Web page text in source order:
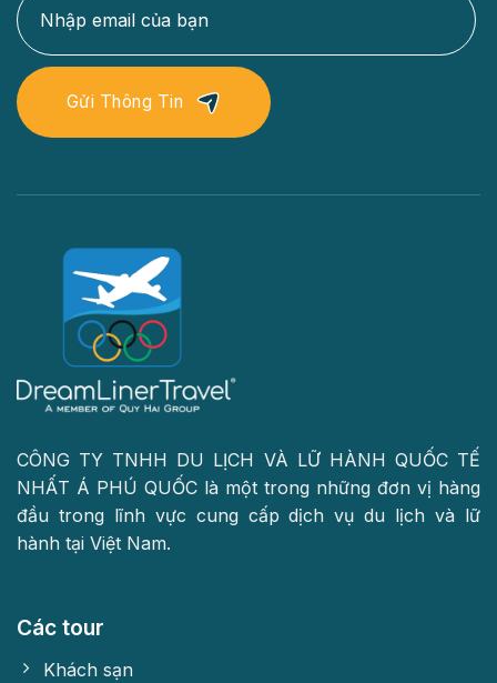
Gửi Thông Tin
CÔNG TY TNHH DU LỊCH VÀ LỮ HÀNH QUỐC TẾ
NHẤT Á PHÚ QUỐC là một trong những đơn vị hàng
đầu trong lĩnh vực cung cấp dịch vụ du lịch và lữ
hành tại Việt Nam.
Các tour
Khách sạn